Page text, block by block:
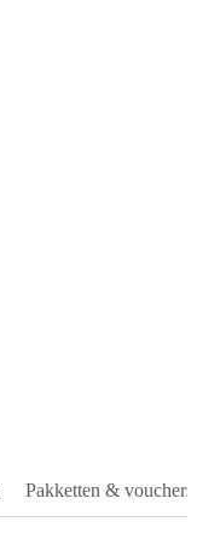
Pakketten & vouchers